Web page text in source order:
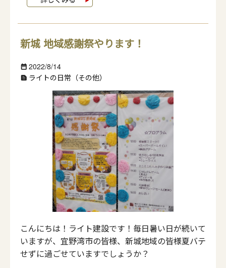
新城 地域感謝祭やります！
date_range 2022/8/14
text_snippet ライトの日常（その他）
こんにちは！ライト建設です！毎日暑い日が続いて
いますが、宜野湾市の皆様、新城地域の皆様夏バテ
せずに過ごせていますでしょうか？